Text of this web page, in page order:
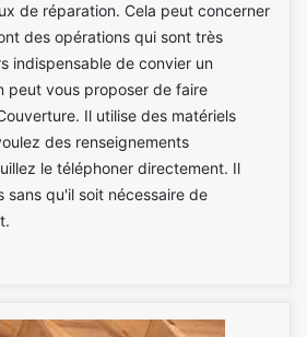
de réparation. Cela peut concerner
des opérations qui sont très
indispensable de convier un
peut vous proposer de faire
Il utilise des matériels
des renseignements
le téléphoner directement. Il
sans qu'il soit nécessaire de